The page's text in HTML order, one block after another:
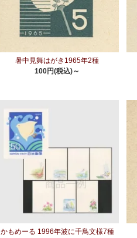
暑中見舞はがき1965年2種
100円(税込)～
かもめーる 1996年波に千鳥文様7種